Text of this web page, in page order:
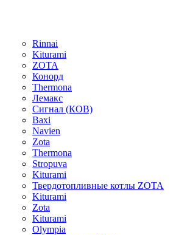
Rinnai
Kiturami
ZOTA
Конорд
Thermona
Лемакс
Сигнал (КОВ)
Baxi
Navien
Zota
Thermona
Stropuva
Kiturami
Твердотопливные котлы ZOTA
Kiturami
Zota
Kiturami
Olympia